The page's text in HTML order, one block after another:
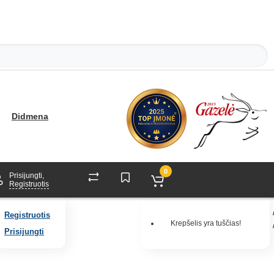
Didmena
Prisijungti,
Registruotis
Registruotis
Prisijungti
0
Krepšelis yra tuščias!